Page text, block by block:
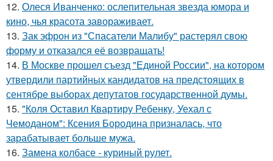
12. Олеся Иванченко: ослепительная звезда юмора и
кино, чья красота завораживает.
13. Зак эфрон из "Спасатели Малибу" растерял свою
форму и отказался её возвращать!
14. В Москве прошел съезд "Единой России", на котором
утвердили партийных кандидатов на предстоящих в
сентябре выборах депутатов государственной думы.
15. "Коля Оставил Квартиру Ребенку, Уехал с
Чемоданом": Ксения Бородина призналась, что
зарабатывает больше мужа.
16. Замена колбасе - куриный рулет.